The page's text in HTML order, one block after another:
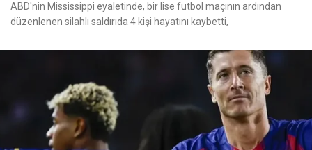
ABD'nin Mississippi eyaletinde, bir lise futbol maçının ardından
düzenlenen silahlı saldırıda 4 kişi hayatını kaybetti,